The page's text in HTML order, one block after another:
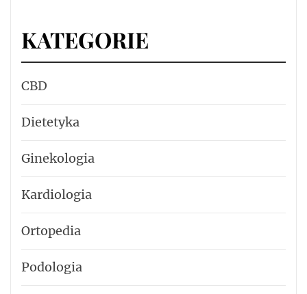
KATEGORIE
CBD
Dietetyka
Ginekologia
Kardiologia
Ortopedia
Podologia